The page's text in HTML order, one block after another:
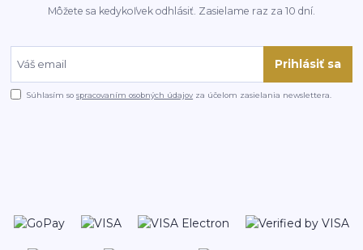
Môžete sa kedykoľvek odhlásiť. Zasielame raz za 10 dní.
Prihlásiť sa
Súhlasím sospracovaním osobných údajov za účelom zasielania newslettera.